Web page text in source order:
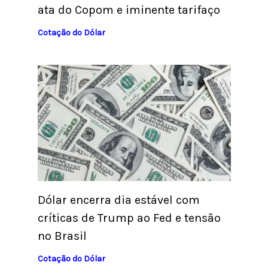
ata do Copom e iminente tarifaço
Cotação do Dólar
Dólar encerra dia estável com
críticas de Trump ao Fed e tensão
no Brasil
Cotação do Dólar